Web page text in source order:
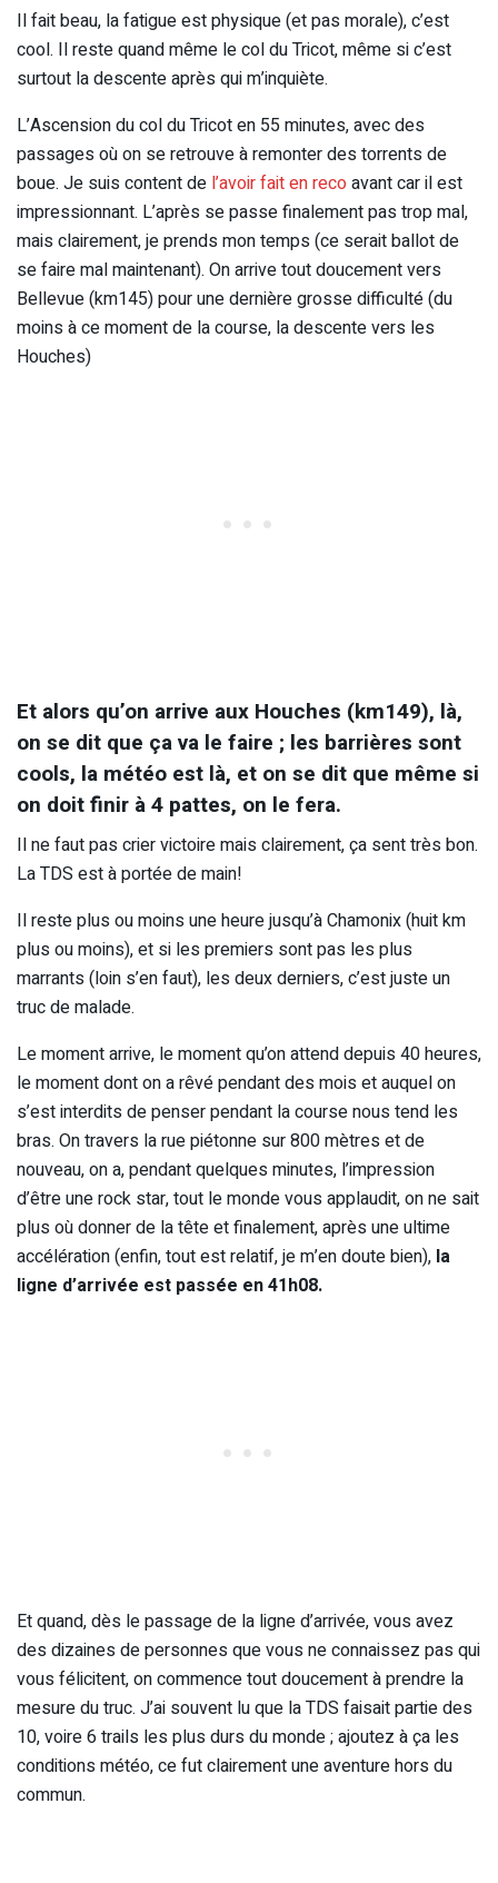
Il fait beau, la fatigue est physique (et pas morale), c’est
cool. Il reste quand même le col du Tricot, même si c’est
surtout la descente après qui m’inquiète.
L’Ascension du col du Tricot en 55 minutes, avec des
passages où on se retrouve à remonter des torrents de
boue. Je suis content de l’avoir fait en recoavant car il est
impressionnant. L’après se passe finalement pas trop mal,
mais clairement, je prends mon temps (ce serait ballot de
se faire mal maintenant). On arrive tout doucement vers
Bellevue (km145) pour une dernière grosse difficulté (du
moins à ce moment de la course, la descente vers les
Houches)
Et alors qu’on arrive aux Houches (km149), là,
on se dit que ça va le faire ; les barrières sont
cools, la météo est là, et on se dit que même si
on doit finir à 4 pattes, on le fera.
Il ne faut pas crier victoire mais clairement, ça sent très bon.
La TDS est à portée de main!
Il reste plus ou moins une heure jusqu’à Chamonix (huit km
plus ou moins), et si les premiers sont pas les plus
marrants (loin s’en faut), les deux derniers, c’est juste un
truc de malade.
Le moment arrive, le moment qu’on attend depuis 40 heures,
le moment dont on a rêvé pendant des mois et auquel on
s’est interdits de penser pendant la course nous tend les
bras. On travers la rue piétonne sur 800 mètres et de
nouveau, on a, pendant quelques minutes, l’impression
d’être une rock star, tout le monde vous applaudit, on ne sait
plus où donner de la tête et finalement, après une ultime
accélération (enfin, tout est relatif, je m’en doute bien), la
ligne d’arrivée est passée en 41h08.
Et quand, dès le passage de la ligne d’arrivée, vous avez
des dizaines de personnes que vous ne connaissez pas qui
vous félicitent, on commence tout doucement à prendre la
mesure du truc. J’ai souvent lu que la TDS faisait partie des
10, voire 6 trails les plus durs du monde ; ajoutez à ça les
conditions météo, ce fut clairement une aventure hors du
commun.